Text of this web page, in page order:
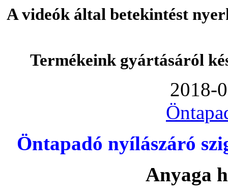
A videók által betekintést
Termékeink gyártásáról
2018-
Öntapadó nyílászáró
Anyaga